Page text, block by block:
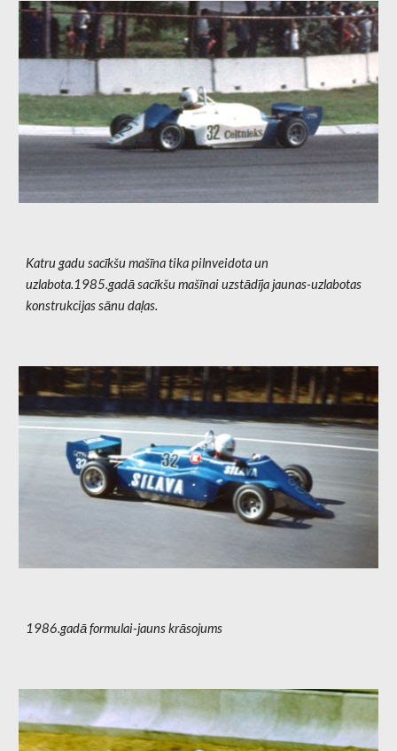
Katru gadu sacīkšu mašīna tika pilnveidota un
uzlabota.1985.gadā sacīkšu mašīnai uzstādīja jaunas-uzlabotas
konstrukcijas sānu daļas.
1986.gadā formulai-jauns krāsojums